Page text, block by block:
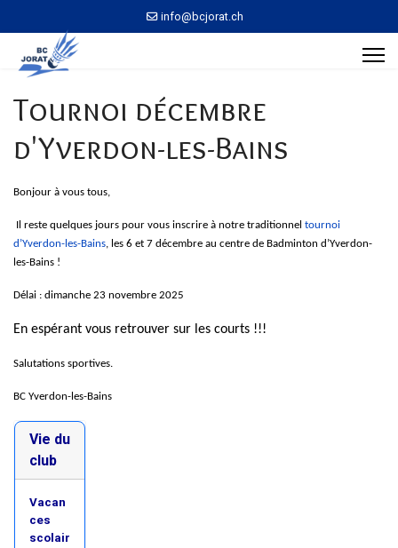
info@bcjorat.ch
Tournoi décembre
d'Yverdon-les-Bains
Bonjour à vous tous,
Il reste quelques jours pour vous inscrire à notre traditionnel tournoi
d’Yverdon-les-Bains, les 6 et 7 décembre au centre de Badminton d’Yverdon-
les-Bains !
Délai : dimanche 23 novembre 2025
En espérant vous retrouver sur les courts !!!
Salutations sportives.
BC Yverdon-les-Bains
Vie du
club
Vacan
ces
scolair